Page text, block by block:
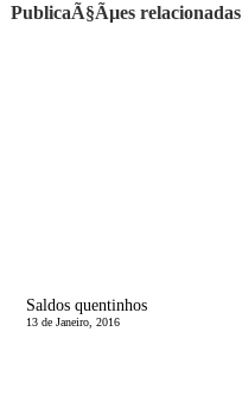
PublicaÃ§Ãµes relacionadas
Saldos quentinhos
13 de Janeiro, 2016